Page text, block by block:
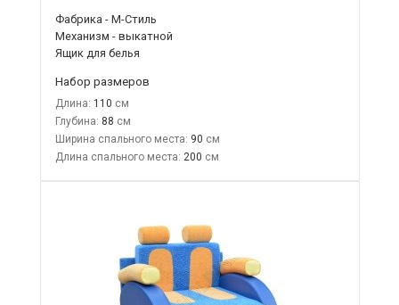
Фабрика - М-Стиль
Механизм - выкатной
Ящик для белья
Набор размеров
Длина: 110
Глубина: 88
Ширина спального места: 90
Длина спального места: 200